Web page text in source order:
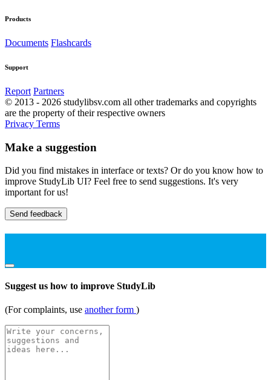
Products
Documents Flashcards
Support
Report Partners
© 2013 - 2026 studylibsv.com all other trademarks and copyrights
are the property of their respective owners
Privacy Terms
Make a suggestion
Did you find mistakes in interface or texts? Or do you know how to
improve StudyLib UI? Feel free to send suggestions. It's very
important for us!
Send feedback
Suggest us how to improve StudyLib
(For complaints, use another form )